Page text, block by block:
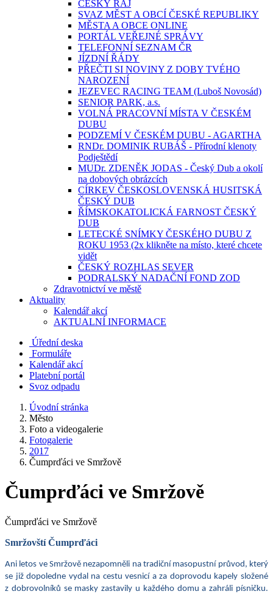
ČESKÝ RÁJ
SVAZ MĚST A OBCÍ ČESKÉ REPUBLIKY
MĚSTA A OBCE ONLINE
PORTÁL VEŘEJNÉ SPRÁVY
TELEFONNÍ SEZNAM ČR
JÍZDNÍ ŘÁDY
PŘEČTI SI NOVINY Z DOBY TVÉHO
NAROZENÍ
JEZEVEC RACING TEAM (Luboš Novosád)
SENIOR PARK, a.s.
VOLNÁ PRACOVNÍ MÍSTA V ČESKÉM
DUBU
PODZEMÍ V ČESKÉM DUBU - AGARTHA
RNDr. DOMINIK RUBÁŠ - Přírodní klenoty
Podještědí
MUDr. ZDENĚK JODAS - Český Dub a okolí
na dobových obrázcích
CÍRKEV ČESKOSLOVENSKÁ HUSITSKÁ
ČESKÝ DUB
ŘÍMSKOKATOLICKÁ FARNOST ČESKÝ
DUB
LETECKÉ SNÍMKY ČESKÉHO DUBU Z
ROKU 1953 (2x klikněte na místo, které chcete
vidět
ČESKÝ ROZHLAS SEVER
PODRALSKÝ NADAČNÍ FOND ZOD
Zdravotnictví ve městě
Aktuality
Kalendář akcí
AKTUALNÍ INFORMACE
Úřední deska
Formuláře
Kalendář akcí
Platební portál
Svoz odpadu
Úvodní stránka
Město
Foto a videogalerie
Fotogalerie
2017
Čumprďáci ve Smržově
Čumprďáci ve Smržově
Čumprďáci ve Smržově
Smržovští Čumprďáci
Ani letos ve Smržově nezapomněli na tradiční masopustní průvod, který
se již dopoledne vydal na cestu vesnicí a za doprovodu kapely složené
z dobrovolníků se masky zastavily u každého domu a zahráli písničku.